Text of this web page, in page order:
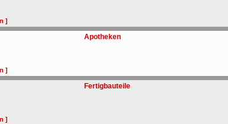
]
]
Apotheken
]
Fertigbauteile